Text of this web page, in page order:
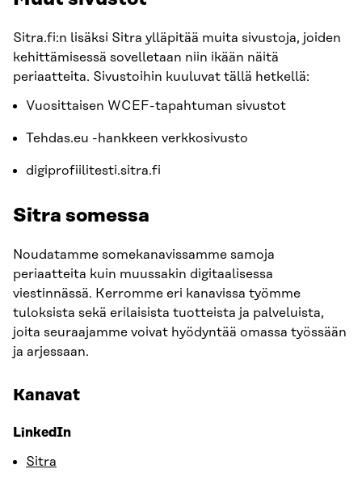
Sitra.fi:n lisäksi Sitra ylläpitää muita sivustoja, joiden
kehittämisessä sovelletaan niin ikään näitä
periaatteita. Sivustoihin kuuluvat tällä hetkellä:
Vuosittaisen WCEF-tapahtuman sivustot
Tehdas.eu -hankkeen verkkosivusto
digiprofiilitesti.sitra.fi
Sitra somessa
Noudatamme somekanavissamme samoja
periaatteita kuin muussakin digitaalisessa
viestinnässä. Kerromme eri kanavissa työmme
tuloksista sekä erilaisista tuotteista ja palveluista,
joita seuraajamme voivat hyödyntää omassa työssään
ja arjessaan.
Kanavat
LinkedIn
Sitra